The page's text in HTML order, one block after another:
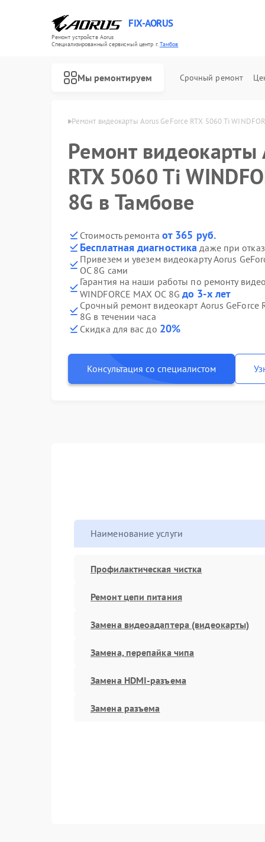
FIX-AORUS
Ремонт устройств Aorus
Специализированный cервисный центр г.Тамбов
Мы ремонтируем Срочный ремонт
Ремонт видеокарты Aorus GeForce RTX 5060 Ti
Ремонт видеокарты
RTX 5060 Ti
8G в Тамбове
Стоимость ремонта от 365 руб.
Бесплатная диагностика даже при
Привезем и увезем видеокарту Aorus
OC 8G сами
Гарантия на наши работы по ремонту
WINDFORCE MAX OC 8Gдо 3-х лет
Срочный ремонт видеокарт Aorus GeForce
8G в течении часа
Скидка для вас до 20%
Консультация со специалистом
Наименование услуги
Профилактическая чистка
Ремонт цепи питания
Замена видеоадаптера (видеокарты)
Замена, перепайка чипа
Замена HDMI-разъема
Замена разъема